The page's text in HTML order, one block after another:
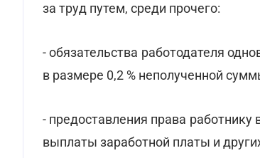
за труд путем, среди прочего:
- обязательства работодателя
в размере 0,2 % неполученной
- предоставления права
выплаты заработной платы и